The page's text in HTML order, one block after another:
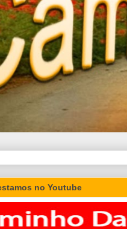
no Youtube